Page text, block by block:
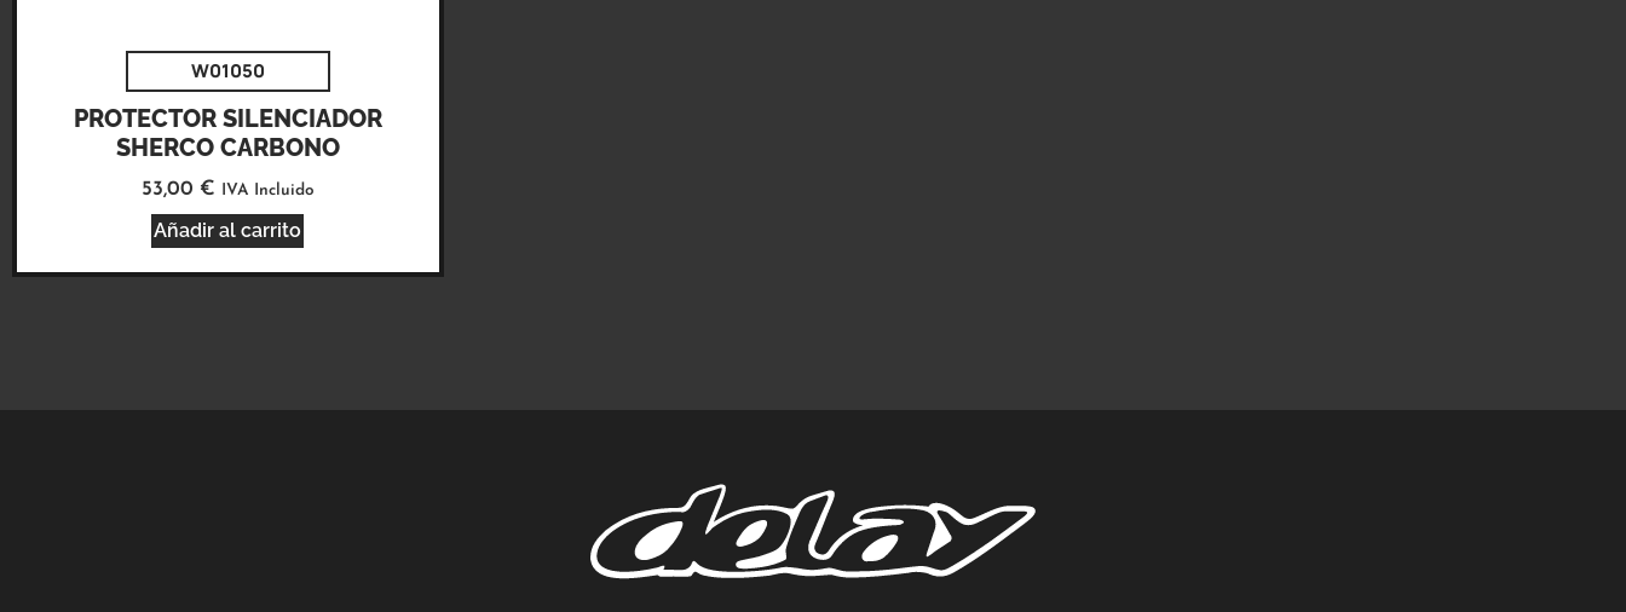
W01050
PROTECTOR SILENCIADOR
SHERCO CARBONO
53,00 € IVA Incluido
Añadir al carrito